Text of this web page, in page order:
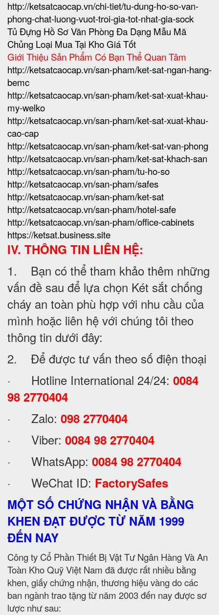
http://ketsatcaocap.vn/chi-tiet/tu-dung-ho-so-van-
phong-chat-luong-vuot-troi-gia-tot-nhat-gia-sock
Tủ Đựng Hồ Sơ Văn Phòng Đa Dạng Mẫu Mã
Chủng Loại Mua Tại Kho Giá Tốt
Giới Thiệu Sản Phẩm Có Bạn Thể Quan Tâm
http://ketsatcaocap.vn/san-pham/ket-sat-ngan-hang-
bemc
http://ketsatcaocap.vn/san-pham/ket-sat-xuat-khau-
my-welko
http://ketsatcaocap.vn/san-pham/ket-sat-xuat-khau-
cao-cap
http://ketsatcaocap.vn/san-pham/ket-sat-van-phong
http://ketsatcaocap.vn/san-pham/ket-sat-khach-san
http://ketsatcaocap.vn/san-pham/tu-ho-so
http://ketsatcaocap.vn/san-pham/safes
http://ketsatcaocap.vn/san-pham/ket-sat
http://ketsatcaocap.vn/san-pham/hotel-safe
http://ketsatcaocap.vn/san-pham/office-cabinets
https://ketsat.business.site
IV. THÔNG TIN LIÊN HỆ:
1. Bạn có thể tham khảo thêm những
vấn đề sau để lựa chọn Két sắt chống
cháy an toàn phù hợp với nhu cầu của
mình hoặc liên hệ với chúng tôi theo
thông tin dưới đây:
2. Để được tư vấn theo số điện thoại
· Hotline International 24/24: 0084
98 2770404
· Zalo: 098 2770404
· Viber: 0084 98 2770404
· WhatsApp: 0084 98 2770404
· WeChat ID: FactorySafes
MỘT SỐ CHỨNG NHẬN VÀ BẰNG
KHEN ĐẠT ĐƯỢC TỪ NĂM 1999
ĐẾN NAY
Công ty Cổ Phần Thiết Bị Vật Tư Ngân Hàng Và An
Toàn Kho Quỹ Việt Nam đã được rất nhiều bằng
khen, giấy chứng nhận, thương hiệu vàng do các
ban ngành trao tặng từ năm 2003 đến nay được sơ
lược như sau: